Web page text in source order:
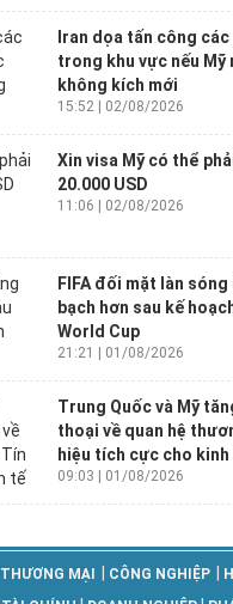
Iran dọa tấn công các
trong khu vực nếu Mỹ
không kích mới
15:52 | 02/08/2026
Xin visa Mỹ có thể
20.000 USD
11:06 | 02/08/2026
FIFA đối mặt làn
bạch hơn sau kế
World Cup
21:21 | 01/08/2026
Trung Quốc và Mỹ
thoại về quan hệ
hiệu tích cực cho
09:03 | 01/08/2026
THƯƠNG MẠI CÔNG NGHIỆP